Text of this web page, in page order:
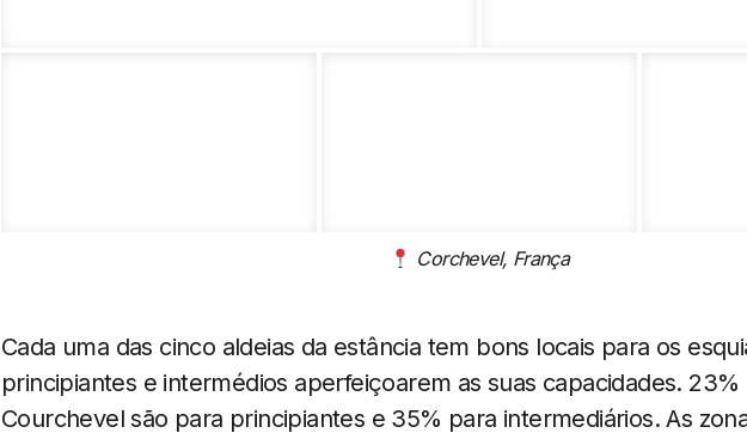
Corchevel, França
Cada uma das cinco aldeias da estância tem bons locais para os
principiantes e intermédios aperfeiçoarem as suas capacidades. 23%
Courchevel são para principiantes e 35% para intermediários. As